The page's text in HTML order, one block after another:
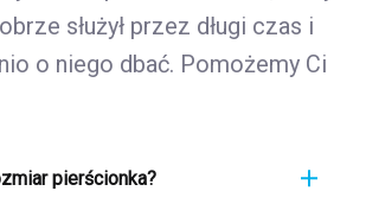
służył przez długi czas i
o niego dbać. Pomożemy Ci
pierścionka?